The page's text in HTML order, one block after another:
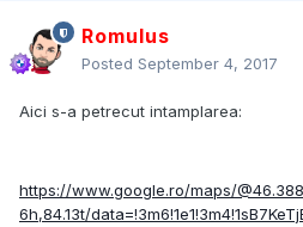
Romulus
Posted September 4, 2017
Aici s-a petrecut intamplarea:
https://www.google.ro/maps/
6h,84.13t/